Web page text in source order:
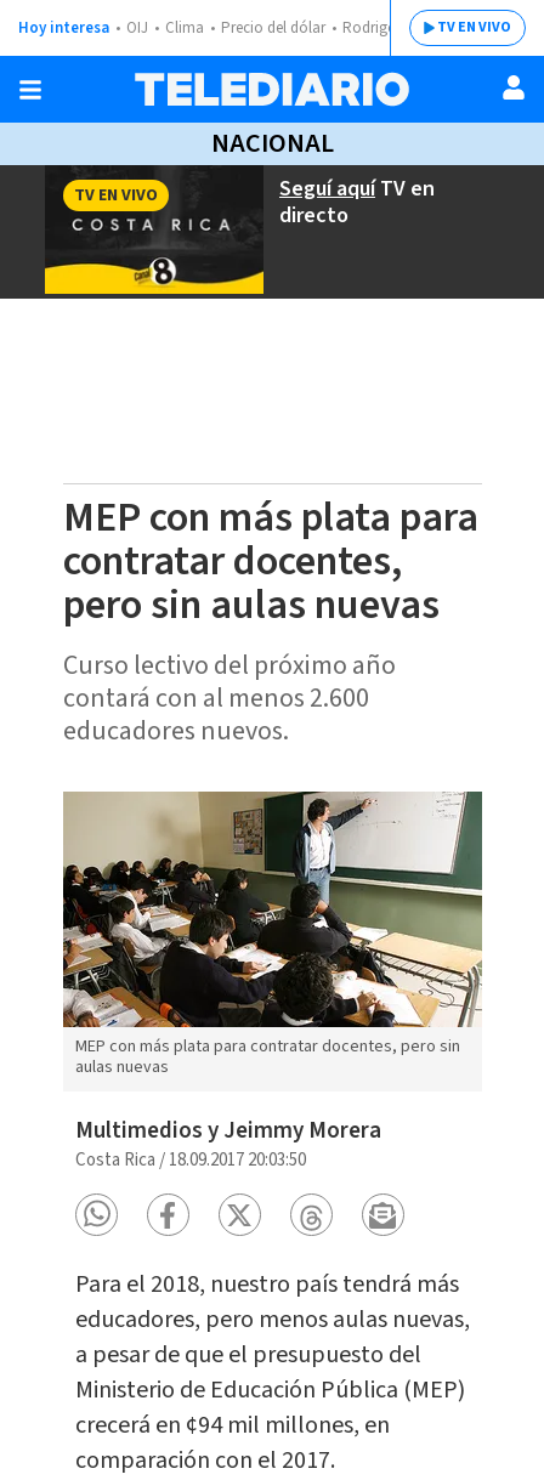
Hoy interesa OIJ Clima Precio del dólar Rodrigo ChavesTV EN VIVO
NACIONAL
Seguí aquíTV en
directo
TV EN VIVO
MEP con más plata para
contratar docentes,
pero sin aulas nuevas
Curso lectivo del próximo año
contará con al menos 2.600
educadores nuevos.
MEP con más plata para contratar docentes, pero sin
aulas nuevas
Multimedios y Jeimmy Morera
Costa Rica /18.09.2017 20:03:50
Para el 2018, nuestro país tendrá más
educadores, pero menos aulas nuevas,
a pesar de que el presupuesto del
Ministerio de Educación Pública (MEP)
crecerá en ¢94 mil millones, en
comparación con el 2017.